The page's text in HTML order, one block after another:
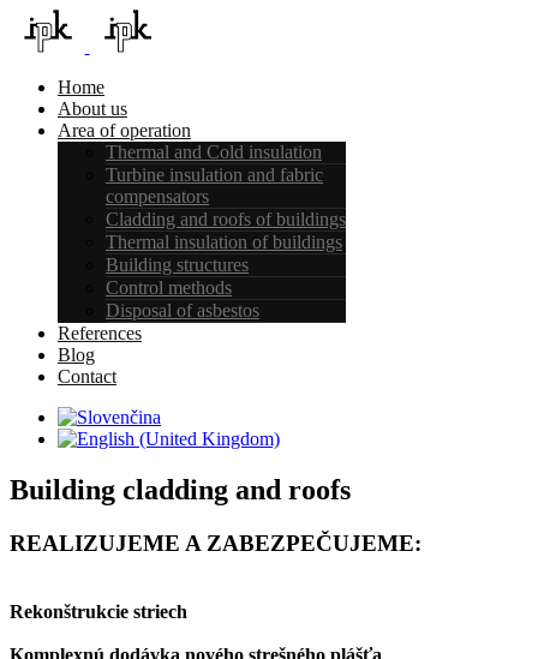
Home
About us
Area of ​​operation
Thermal and Cold insulation
Turbine insulation and fabric
compensators
Cladding and roofs of buildings
Thermal insulation of buildings
Building structures
Control methods
Disposal of asbestos
References
Blog
Contact
Building cladding and roofs
REALIZUJEME A ZABEZPEČUJEME:
Rekonštrukcie striech
Komplexnú dodávka nového strešného plášťa